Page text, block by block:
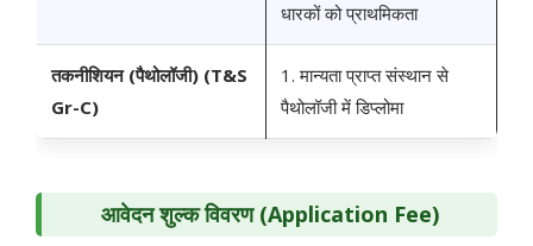
धारकों को प्राथमिकता
तकनीशियन (पैथोलॉजी) (T&S
Gr-C)
1. मान्यता प्राप्त संस्थान से
पैथोलॉजी में डिप्लोमा
आवेदन शुल्क विवरण (Application Fee)